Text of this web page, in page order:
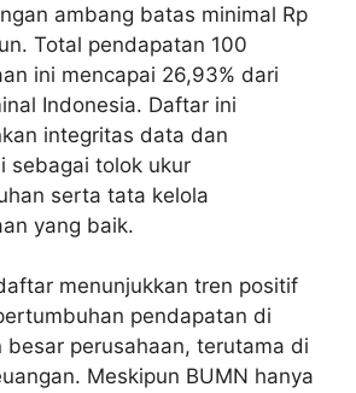
ambang batas minimal Rp
Total pendapatan 100
ini mencapai 26,93% dari
Indonesia. Daftar ini
integritas data dan
sebagai tolok ukur
serta tata kelola
yang baik.
menunjukkan tren positif
pendapatan di
besar perusahaan, terutama di
Meskipun BUMN hanya